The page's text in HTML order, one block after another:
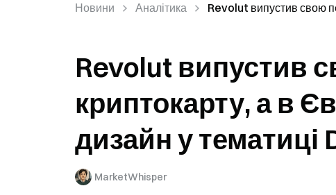
Новини Аналітика Revolut випустив свою
Revolut випустив
криптокарту, а в
дизайн у тематиці
MarketWhisper